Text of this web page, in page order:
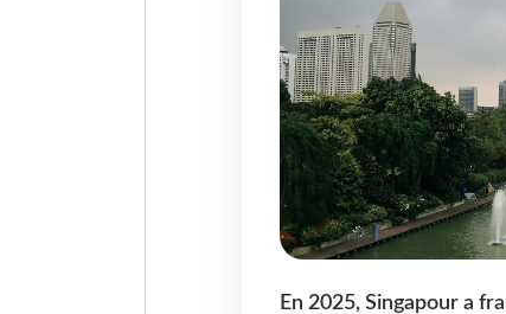
En 2025, Singapour a